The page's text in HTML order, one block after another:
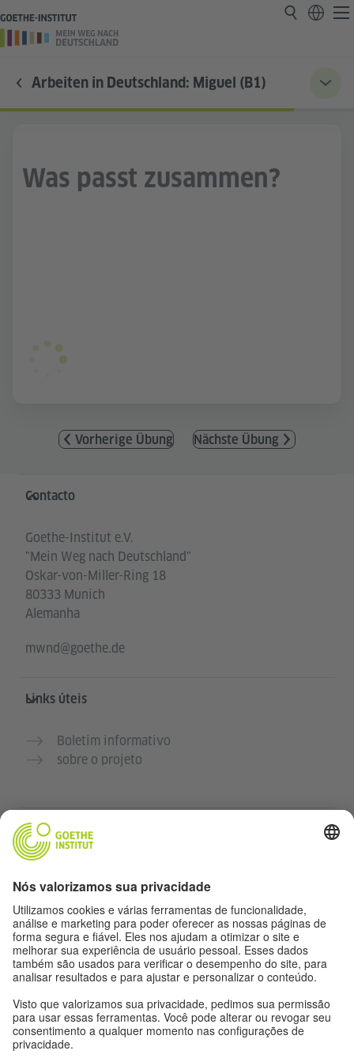
Arbeiten in Deutschland: Miguel (B1)
Was passt zusammen?
Vorherige Übung Nächste Übung
Service- und Informationsbereich
Contacto
Goethe-Institut e.V.
"Mein Weg nach Deutschland"
Oskar-von-Miller-Ring 18
80333 Munich
Alemanha
mwnd@goethe.de
Links úteis
Boletim informativo
sobre o projeto
Outros sites
Pratique alemão gratuitamente
Cursos de alemão do Goethe-Institut
Portal para professores “Deutschstunde”
Privacidade e acessibilidade
Configurações de privacidade